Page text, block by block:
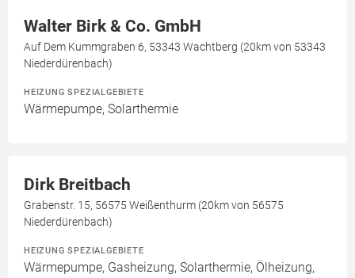
Walter Birk & Co. GmbH
Auf Dem Kummgraben 6, 53343 Wachtberg (20km von 53343
Niederdürenbach)
HEIZUNG SPEZIALGEBIETE
Wärmepumpe, Solarthermie
Dirk Breitbach
Grabenstr. 15, 56575 Weißenthurm (20km von 56575
Niederdürenbach)
HEIZUNG SPEZIALGEBIETE
Wärmepumpe, Gasheizung, Solarthermie, Ölheizung,